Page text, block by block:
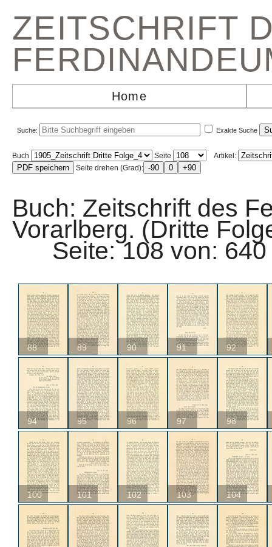
ZEITSCHRIFT
Home
Suche: Exakte Suche
Buch Seite
Artikel:
Seite drehen (Grad):
Buch: Zeitschrift des
Vorarlberg. (Dritte
Seite: 108 von:
88 89 90 91 92
94 95 96 97 98
100 101 102 103 104